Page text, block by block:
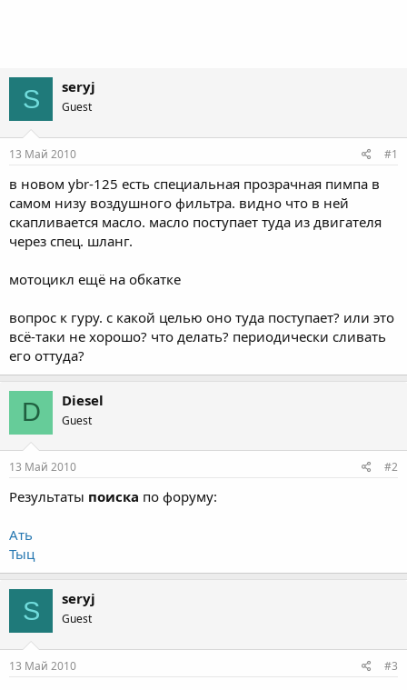
S seryj
Guest
13 Май 2010 #1
в новом ybr-125 есть специальная прозрачная пимпа в
самом низу воздушного фильтра. видно что в ней
скапливается масло. масло поступает туда из двигателя
через спец. шланг.
мотоцикл ещё на обкатке
вопрос к гуру. с какой целью оно туда поступает? или это
всё-таки не хорошо? что делать? периодически сливать
его оттуда?
D Diesel
Guest
13 Май 2010 #2
Результаты поиска по форуму:
Ать
Тыц
S seryj
Guest
13 Май 2010 #3